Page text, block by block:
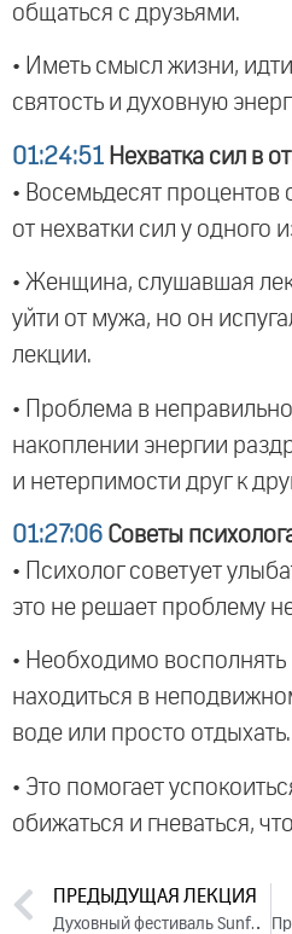
общаться с друзьями.
• Иметь смысл жизни,
святость и духовную
01:24:51 Нехватка сил в
• Восемьдесят
от нехватки сил у одного
• Женщина, слушавшая
уйти от мужа, но он
лекции.
• Проблема в
накоплении энергии
и нетерпимости друг к
01:27:06 Советы
• Психолог советует
это не решает проблему
• Необходимо
находиться в
воде или просто отдыхать.
• Это помогает
обижаться и гневаться,
ПРЕДЫДУЩАЯ ЛЕКЦИЯ
Духовный фестиваль Sunfest. Часть 2 (2023)